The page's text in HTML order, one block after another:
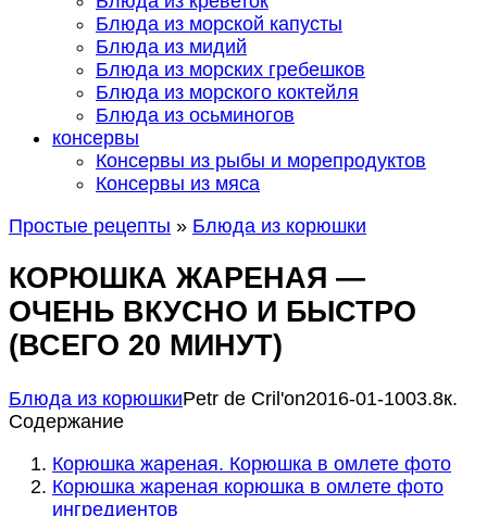
Блюда из морской капусты
Блюда из мидий
Блюда из морских гребешков
Блюда из морского коктейля
Блюда из осьминогов
консервы
Консервы из рыбы и морепродуктов
Консервы из мяса
Простые рецепты » Блюда из корюшки
КОРЮШКА ЖАРЕНАЯ —
ОЧЕНЬ ВКУСНО И БЫСТРО
(ВСЕГО 20 МИНУТ)
Блюда из корюшкиPetr de Сril'on2016-01-1003.8к.
Содержание
Корюшка жареная. Корюшка в омлете фото
Корюшка жареная корюшка в омлете фото
ингредиентов